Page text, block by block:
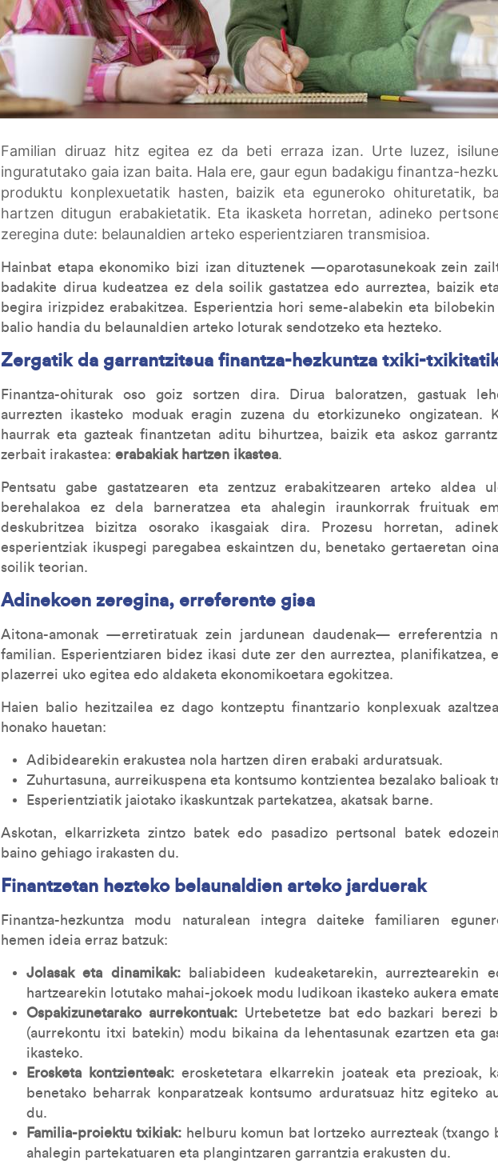
Familian diruaz hitz egitea ez da beti erraza izan. Urte luzez,
inguratutako gaia izan baita. Hala ere, gaur egun badakigu finantza-
produktu konplexuetatik hasten, baizik eta eguneroko ohituretatik,
hartzen ditugun erabakietatik. Eta ikasketa horretan, adineko
zeregina dute: belaunaldien arteko esperientziaren transmisioa.
Hainbat etapa ekonomiko bizi izan dituztenek —oparotasunekoak zein
badakite dirua kudeatzea ez dela soilik gastatzea edo aurreztea, baizik
begira irizpidez erabakitzea. Esperientzia hori seme-alabekin eta bilobekin
balio handia du belaunaldien arteko loturak sendotzeko eta hezteko.
Zergatik da garrantzitsua finantza-hezkuntza txiki-
Finantza-ohiturak oso goiz sortzen dira. Dirua baloratzen, gastuak
aurrezten ikasteko moduak eragin zuzena du etorkizuneko ongizatean.
haurrak eta gazteak finantzetan aditu bihurtzea, baizik eta askoz
zerbait irakastea: erabakiak hartzen ikastea.
Pentsatu gabe gastatzearen eta zentzuz erabakitzearen arteko aldea
berehalakoa ez dela barneratzea eta ahalegin iraunkorrak fruituak
deskubritzea bizitza osorako ikasgaiak dira. Prozesu horretan,
esperientziak ikuspegi paregabea eskaintzen du, benetako gertaeretan
soilik teorian.
Adinekoen zeregina, erreferente gisa
Aitona-amonak —erretiratuak zein jardunean daudenak— erreferentzia
familian. Esperientziaren bidez ikasi dute zer den aurreztea, planifikatzea,
plazerrei uko egitea edo aldaketa ekonomikoetara egokitzea.
Haien balio hezitzailea ez dago kontzeptu finantzario konplexuak
honako hauetan:
Adibidearekin erakustea nola hartzen diren erabaki arduratsuak.
Zuhurtasuna, aurreikuspena eta kontsumo kontzientea bezalako balioak
Esperientziatik jaiotako ikaskuntzak partekatzea, akatsak barne.
Askotan, elkarrizketa zintzo batek edo pasadizo pertsonal batek
baino gehiago irakasten du.
Finantzetan hezteko belaunaldien arteko jarduerak
Finantza-hezkuntza modu naturalean integra daiteke familiaren
hemen ideia erraz batzuk:
Jolasak eta dinamikak:baliabideen kudeaketarekin, aurreztearekin
hartzearekin lotutako mahai-jokoek modu ludikoan ikasteko aukera
Ospakizunetarako aurrekontuak:Urtebetetze bat edo bazkari berezi
(aurrekontu itxi batekin) modu bikaina da lehentasunak ezartzen eta
ikasteko.
Erosketa kontzienteak: erosketetara elkarrekin joateak eta prezioak,
benetako beharrak konparatzeak kontsumo arduratsuaz hitz egiteko
du.
Familia-proiektu txikiak: helburu komun bat lortzeko aurrezteak (txango
ahalegin partekatuaren eta plangintzaren garrantzia erakusten du.